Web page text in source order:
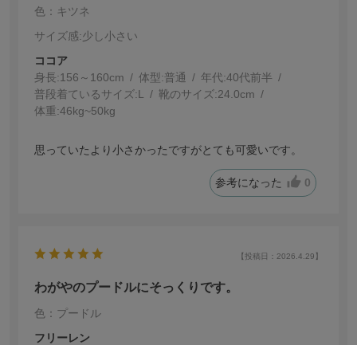
色：キツネ
サイズ感:少し小さい
ココア
身長:156～160cm 体型:普通 年代:40代前半
普段着ているサイズ:L 靴のサイズ:24.0cm
体重:46kg~50kg
思っていたより小さかったですがとても可愛いです。
参考になった 0
【投稿日：2026.4.29】
わがやのプードルにそっくりです。
色：プードル
フリーレン